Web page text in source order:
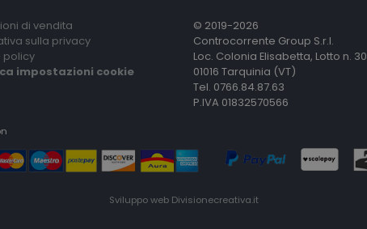
di vendita
sulla privacy
policy
impostazioni cookie
© 2019-2026
Controcorrente Group S.r.l.
Loc. Colonia Elisabetta, Lotto n. 30
01016 Tarquinia (VT)
Tel. 0766.84.87.63
P.IVA 01832570566
Sviluppo web Divisionecreativa.it